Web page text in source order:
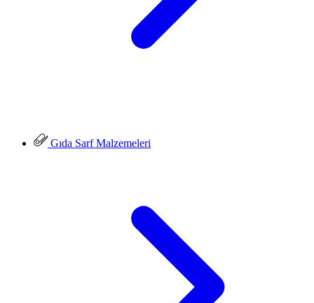
Gıda Sarf Malzemeleri